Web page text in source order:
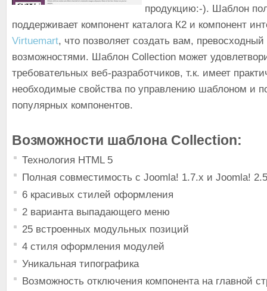
продукцию:-). Шаблон
поддерживает компонент каталога К2 и компонент
Virtuemart, что позволяет создать вам,
возможностями. Шаблон Collection может
требовательных веб-разработчиков, т.к. имеет
необходимые свойства по управлению шаблоном и
популярных компонентов.
Возможности шаблона Collection:
Технология HTML 5
Полная совместимость с Joomla! 1.7.x и Joomla!
6 красивых стилей оформления
2 варианта выпадающего меню
25 встроенных модульных позиций
4 стиля оформления модулей
Уникальная типографика
Возможность отключения компонента на главной